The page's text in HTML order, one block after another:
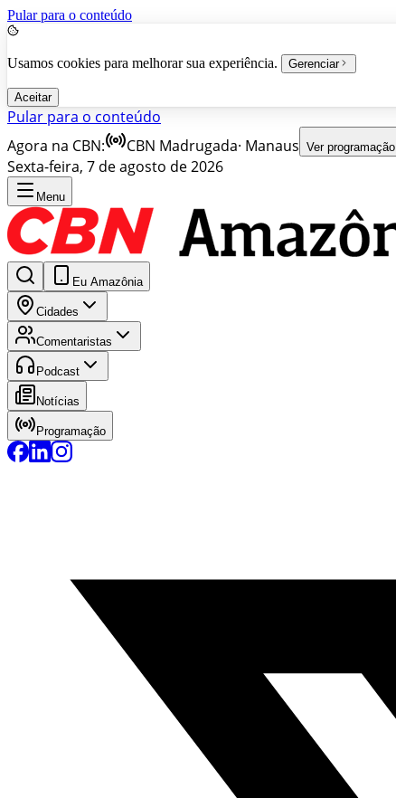
Pular para o conteúdo
Usamos cookies para melhorar sua experiência. Gerenciar
Aceitar
Pular para o conteúdo
Agora na CBN:
CBN Madrugada· Manaus Ver programação
Sexta-feira, 7 de agosto de 2026
Menu
Eu Amazônia
Cidades
Comentaristas
Podcast
Notícias
Programação